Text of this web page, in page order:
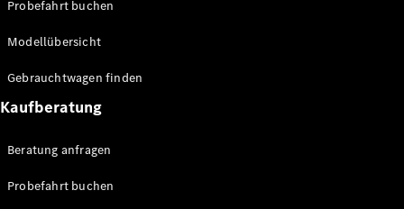
Probefahrt buchen
Modellübersicht
Gebrauchtwagen finden
Kaufberatung
Beratung anfragen
Probefahrt buchen